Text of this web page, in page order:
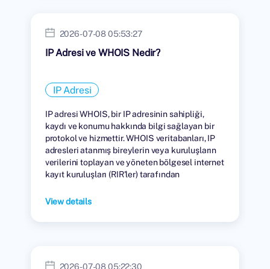
2026-07-08 05:53:27
IP Adresi ve WHOIS Nedir?
IP Adresi
IP adresi WHOIS, bir IP adresinin sahipliği,
kaydı ve konumu hakkında bilgi sağlayan bir
protokol ve hizmettir. WHOIS veritabanları, IP
adresleri atanmış bireylerin veya kuruluşların
verilerini toplayan ve yöneten bölgesel internet
kayıt kuruluşları (RIR'ler) tarafından
View details
2026-07-08 05:22:30